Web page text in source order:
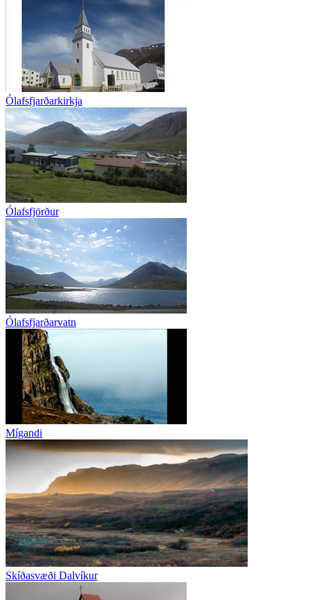
Ólafsfjarðarkirkja
Ólafsfjörður
Ólafsfjarðarvatn
Mígandi
Skíðasvæði Dalvíkur